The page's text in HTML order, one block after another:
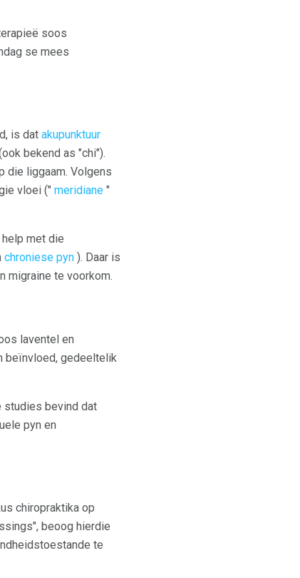
soos
se mees
is dat akupunktuur
bekend as "chi").
die liggaam. Volgens
vloei (" meridiane "
met die
chroniese pyn ). Daar is
migraine te voorkom.
laventel en
beïnvloed, gedeeltelik
studies bevind dat
pyn en
chiropraktika op
beoog hierdie
te